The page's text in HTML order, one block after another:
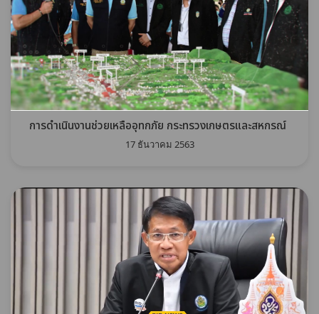
การดำเนินงานช่วยเหลืออุทกภัย กระทรวงเกษตรและสหกรณ์
17 ธันวาคม 2563